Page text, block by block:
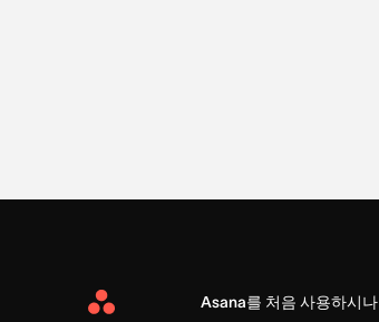
Asana
Asana를 처음 사용하시나